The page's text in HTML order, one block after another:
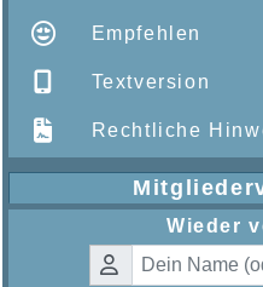
Empfehlen
Textversion
Rechtliche
Wieder